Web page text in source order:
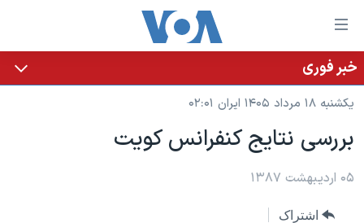
لینکهای
قابل
دسترسی
جهش
محتوای
جهش
خانه
نسخه سبک وب‌سایت
موضوع ها
ایران
برنامه های تلویزیونی
جدول برنامه ها
خبر فوری
یکشنبه ۱۸ مرداد ۱۴۰۵ ایران ۰۲:۰۱
بررسی نتايج کنفرانس کويت
۰۵ اردیبهشت ۱۳۸۷
اشتراک